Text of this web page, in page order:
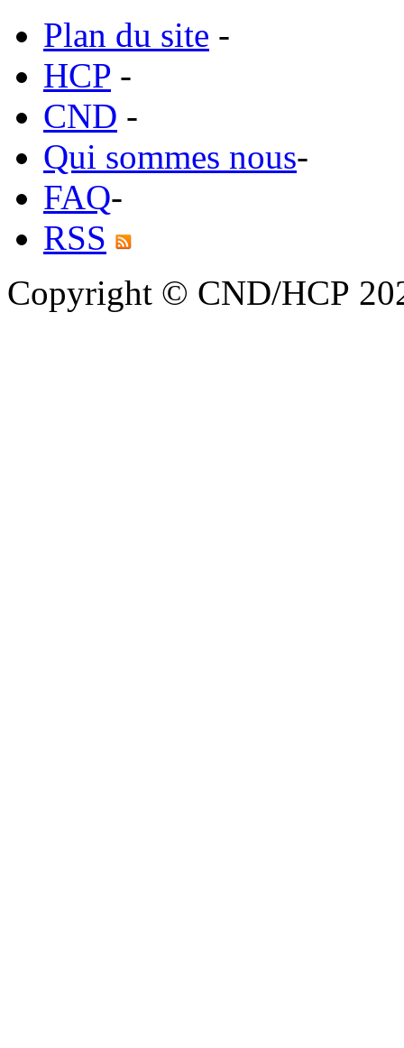
Plan du site -
HCP -
CND -
Qui sommes nous-
FAQ-
RSS
Copyright © CND/HCP